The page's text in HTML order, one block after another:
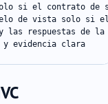
si el contrato de
de vista solo si
respuestas de la
y evidencia clara